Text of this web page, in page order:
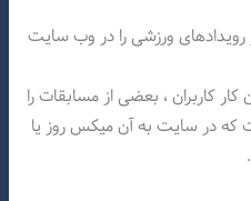
رویدادهای ورزشی را در وب سایت
کاربران ، بعضی از مسابقات را
در سایت به آن میکس روز یا